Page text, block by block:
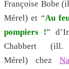
Françoise Bobe
Mérel) et “Au
pompiers !”
Chabbert
Mérel) chez